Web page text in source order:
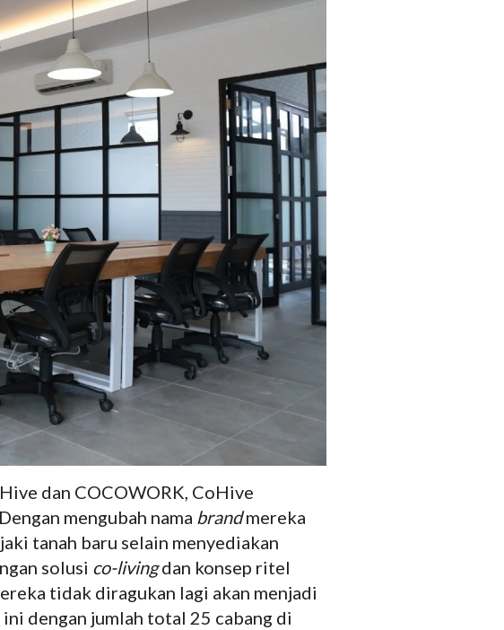
dan COCOWORK, CoHive
mengubah nama brandmereka
tanah baru selain menyediakan
solusi co-livingdan konsep ritel
tidak diragukan lagi akan menjadi
dengan jumlah total 25 cabang di